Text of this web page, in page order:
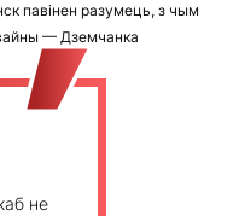
павінен разумець, з чым
— Дземчанка
не